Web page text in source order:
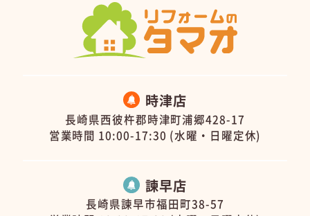
時津店
長崎県西彼杵郡時津町浦郷428-17
営業時間 10:00-17:30 (水曜・日曜定休)
諫早店
長崎県諫早市福田町38-57